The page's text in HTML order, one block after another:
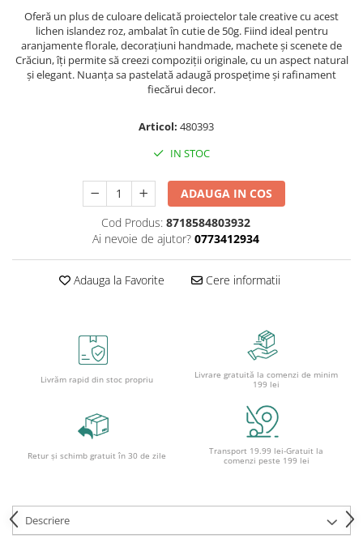
Cutii sandwich și caserole
Umbrele pentru copii
Termosuri
Pahare și sticle pentru scoală
Caiete muzică
Caiete geografie și biologie
Caiete tip I, II și III
Caiete foi veline
Rezerve pentru caiete
Vocabulare
Accesorii geometrie și matematică
Rigle și Echere
Truse geometrie
Socotitori și bețisoare pentru
Ghiozdane școlare
Oferă un plus de culoare delicată proiectelor tale creative cu acest
lichen islandez roz, ambalat în cutie de 50g. Fiind ideal pentru
aranjamente florale, decorațiuni handmade, machete și scenete de
Crăciun, îți permite să creezi compoziții originale, cu un aspect natural
și elegant. Nuanța sa pastelată adaugă prospețime și rafinament
fiecărui decor.
Articol: 480393
IN STOC
ADAUGA IN COS
Cod Produs: 8718584803932
Ai nevoie de ajutor? 0773412934
Adauga la Favorite Cere informatii
Livrăm rapid din stoc propriu
Livrare gratuită la comenzi de minim
199 lei
Retur și schimb gratuit în 30 de zile
Transport 19.99 lei-Gratuit la
comenzi peste 199 lei
Descriere